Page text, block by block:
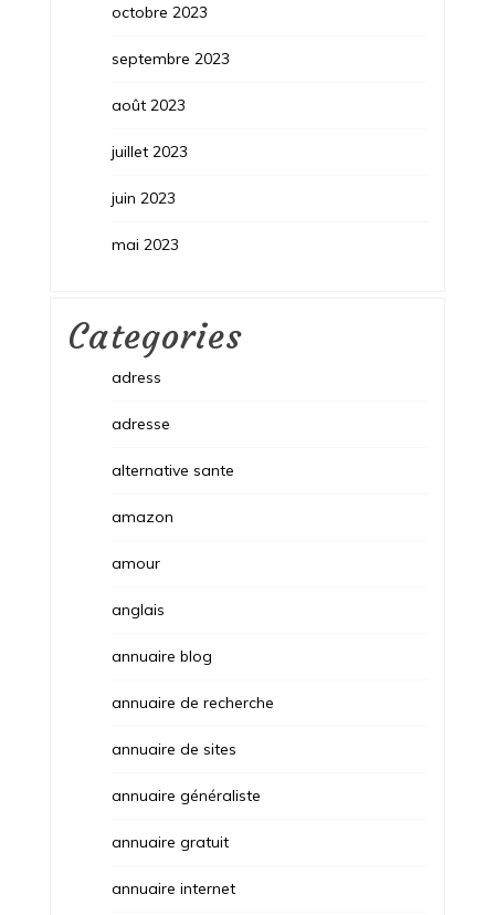
octobre 2023
septembre 2023
août 2023
juillet 2023
juin 2023
mai 2023
Categories
adress
adresse
alternative sante
amazon
amour
anglais
annuaire blog
annuaire de recherche
annuaire de sites
annuaire généraliste
annuaire gratuit
annuaire internet